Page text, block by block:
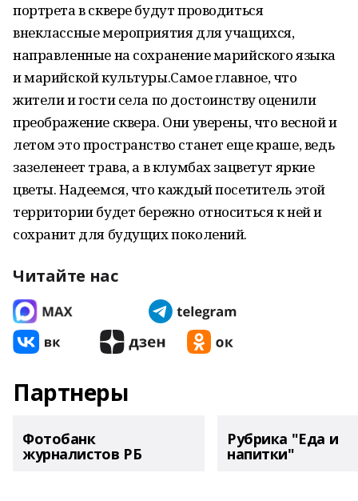
портрета в сквере будут проводиться
внеклассные мероприятия для учащихся,
направленные на сохранение марийского языка
и марийской культуры.Самое главное, что
жители и гости села по достоинству оценили
преображение сквера. Они уверены, что весной и
летом это пространство станет еще краше, ведь
зазеленеет трава, а в клумбах зацветут яркие
цветы. Надеемся, что каждый посетитель этой
территории будет бережно относиться к ней и
сохранит для будущих поколений.
Читайте нас
Партнеры
Фотобанк
журналистов РБ
Рубрика "Еда и
напитки"